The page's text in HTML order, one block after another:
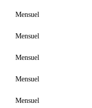
Mensuel
Mensuel
Mensuel
Mensuel
Mensuel